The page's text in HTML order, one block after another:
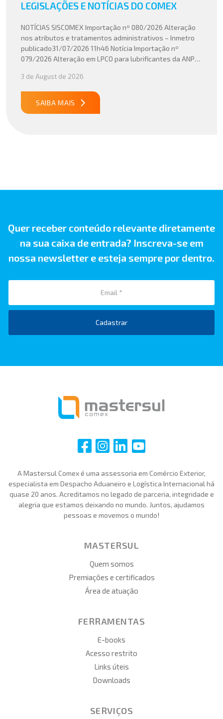
LEGISLAÇÕES E NOTÍCIAS DO COMEX
NOTÍCIAS SISCOMEX Importação nº 080/2026 Alteração
nos atributos e tratamentos administrativos – Inmetro
publicado31/07/2026 11h46 Notícia Importação nº
079/2026 Alteração em LPCO para lubrificantes da ANP
078/2026 Atualização do cálculo do Imposto de
Importação no Acordo Mercosul – União Europeia
publicado29/07/2026 18h47 Notícia PUBLICADO DOU
31/07/26 ATO CONJUNTO RFB/CGIBS Nº […]
3 de August de 2026
SAIBA MAIS
Quer receber conteúdo relevante diretamente
na sua caixa de entrada? Inscreva-se em
nossa newsletter e esteja sempre por dentro.
Cadastrar
i i i i
A Mastersul Comex é uma assessoria em Comércio Exterior,
especialista em Despacho Aduaneiro e Logística Internacional há
quase 20 anos. Acreditamos no legado de parceria, integridade e
alegria que estamos deixando no mundo. Juntos, ajudamos
pessoas e movemos o mundo!
MASTERSUL
Quem somos
Premiações e certificados
Área de atuação
FERRAMENTAS
E-books
Acesso restrito
Links úteis
Downloads
SERVIÇOS